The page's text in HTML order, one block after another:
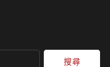
搜尋